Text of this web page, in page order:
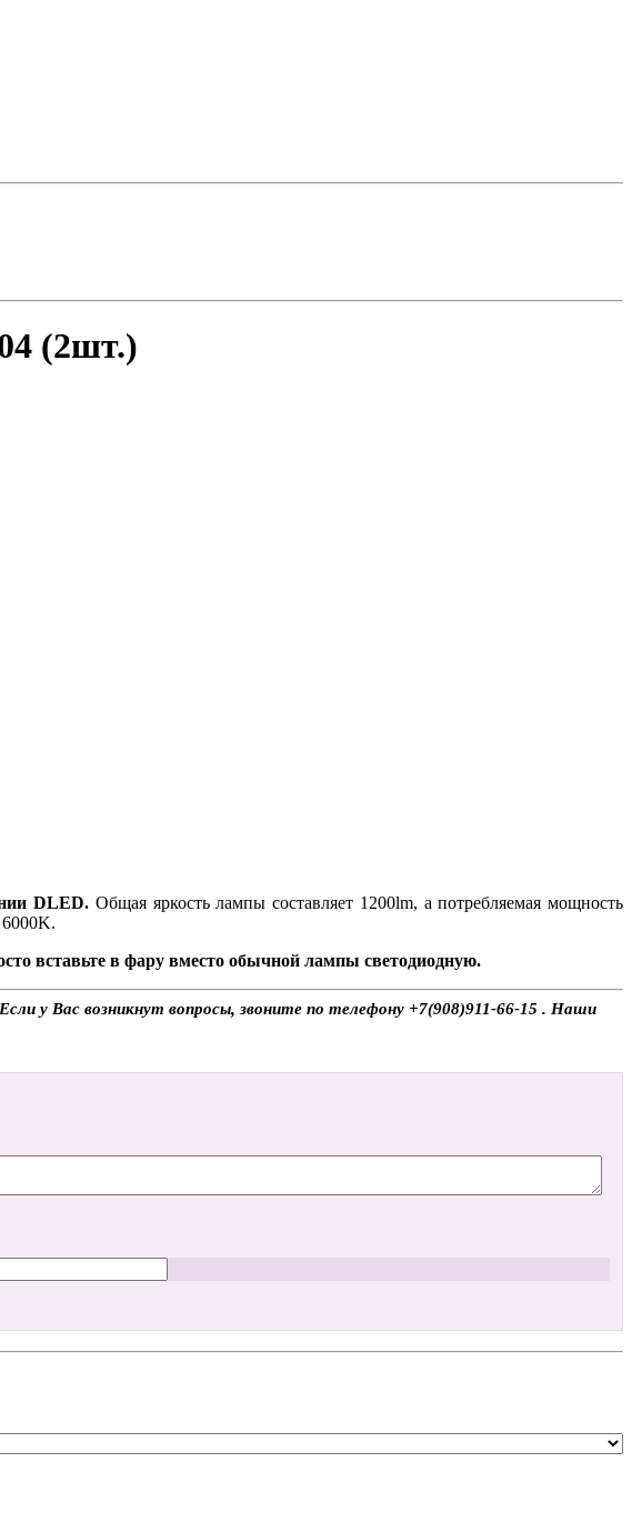
(2шт.)
DLED. Общая яркость лампы составляет 1200lm, а потребляемая мощность
6000K.
вставьте в фару вместо обычной лампы светодиодную.
у Вас возникнут вопросы, звоните по телефону +7(908)911-66-15 . Наши